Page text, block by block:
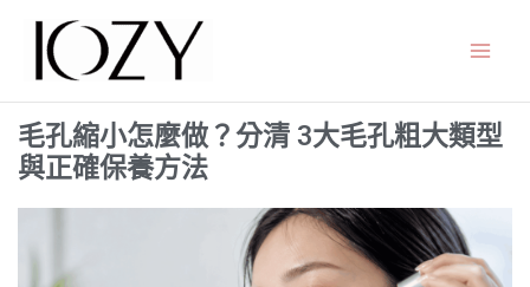
要
毛孔縮小怎麼做？分清 3大毛孔粗大類型
與正確保養方法